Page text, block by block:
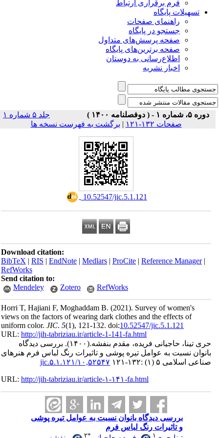
فرم برقراری ارتباط
پایگاه
راهنمای صفحات
جستجو در پایگاه
صفحه پرسش‌های متداول
صفحه برترین‌های پایگاه
اطلاع‌رسانی به دوستان
اخبار نشریه
جلد ۵ شماره ۱
|برگشت به فهرست نسخه ها
‎ 10.52547/jic.5.1.121
Download citation:
BibTeX|RIS| EndNote| Medlars| ProCite|Reference
RefWorks
Send citation to:
Mendeley
Zotero RefWorks
Horri T, Hajiani F, Moghaddam B.(2021).Survey of
views on the factors of wearing dark clothes and the effects
uniform color.JIC.5(1), 121-132. doi:10.52547/jic.5.1.121
URL:http://jih-tabriziau.ir/article-1-141-fa.html
حاجیانی فریده، مقدم بنفشه.(۱۴۰۰).
بررسی دیدگاه
نسبت به عوامل تیره پوشی و تاثیرات رنگ لباس فرم هنرهای
۵ (۱) :۱۳۲-۱۲۱
۱۰,۵۲۵۴۷/jic.۵.۱.۱۲۱
URL:http://jih-tabriziau.ir/article-۱-۱۴۱-fa.html
بررسی دیدگاه بانوان نسبت به عوامل تیره پوشی
و تاثیرات رنگ لباس فرم
۱ ۲